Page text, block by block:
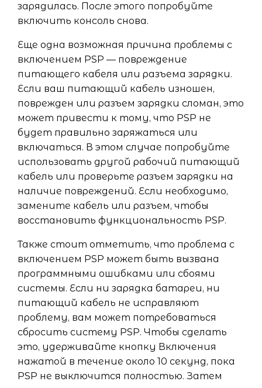
зарядилась. После этого попробуйте
включить консоль снова.
Еще одна возможная причина проблемы с
включением PSP — повреждение
питающего кабеля или разъема зарядки.
Если ваш питающий кабель изношен,
поврежден или разъем зарядки сломан, это
может привести к тому, что PSP не
будет правильно заряжаться или
включаться. В этом случае попробуйте
использовать другой рабочий питающий
кабель или проверьте разъем зарядки на
наличие повреждений. Если необходимо,
замените кабель или разъем, чтобы
восстановить функциональность PSP.
Также стоит отметить, что проблема с
включением PSP может быть вызвана
программными ошибками или сбоями
системы. Если ни зарядка батареи, ни
питающий кабель не исправляют
проблему, вам может потребоваться
сбросить систему PSP. Чтобы сделать
это, удерживайте кнопку Включения
нажатой в течение около 10 секунд, пока
PSP не выключится полностью. Затем